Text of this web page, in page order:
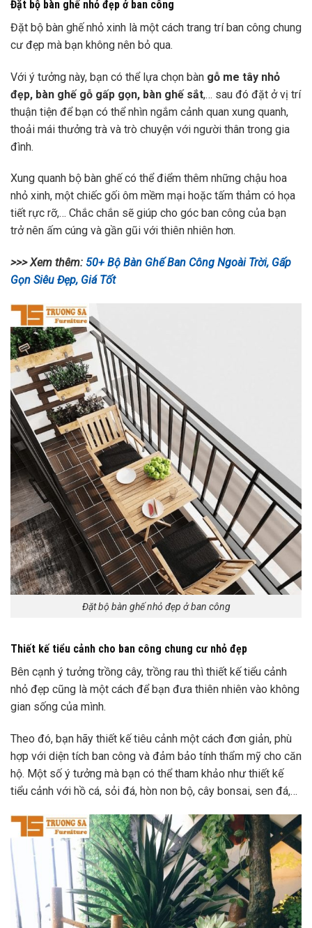
Đặt bộ bàn ghế nhỏ đẹp ở ban công
Đặt bộ bàn ghế nhỏ xinh là một cách trang trí ban công chung
cư đẹp mà bạn không nên bỏ qua.
Với ý tưởng này, bạn có thể lựa chọn bàn gỗ me tây nhỏ
đẹp, bàn ghế gỗ gấp gọn, bàn ghế sắt,… sau đó đặt ở vị trí
thuận tiện để bạn có thể nhìn ngắm cảnh quan xung quanh,
thoải mái thưởng trà và trò chuyện với người thân trong gia
đình.
Xung quanh bộ bàn ghế có thể điểm thêm những chậu hoa
nhỏ xinh, một chiếc gối ôm mềm mại hoặc tấm thảm có họa
tiết rực rỡ,… Chắc chắn sẽ giúp cho góc ban công của bạn
trở nên ấm cúng và gần gũi với thiên nhiên hơn.
>>> Xem thêm: 50+ Bộ Bàn Ghế Ban Công Ngoài Trời, Gấp
Gọn Siêu Đẹp, Giá Tốt
Đặt bộ bàn ghế nhỏ đẹp ở ban công
Thiết kế tiểu cảnh cho ban công chung cư nhỏ đẹp
Bên cạnh ý tưởng trồng cây, trồng rau thì thiết kế tiểu cảnh
nhỏ đẹp cũng là một cách để bạn đưa thiên nhiên vào không
gian sống của mình.
Theo đó, bạn hãy thiết kế tiêu cảnh một cách đơn giản, phù
hợp với diện tích ban công và đảm bảo tính thẩm mỹ cho căn
hộ. Một số ý tưởng mà bạn có thể tham khảo như thiết kế
tiểu cảnh với hồ cá, sỏi đá, hòn non bộ, cây bonsai, sen đá,…